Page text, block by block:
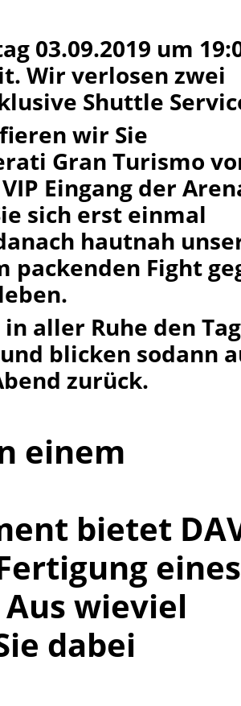
03.09.2019 um
Wir verlosen zwei
Shuttle
wir Sie
Gran Turismo
Eingang der
sich erst einmal
hautnah
packenden Fight
aller Ruhe den
blicken sodann
zurück.
einem
bietet
eines
wieviel
dabei